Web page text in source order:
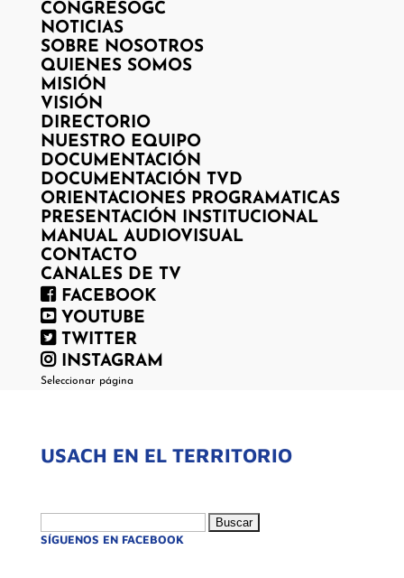
CONGRESOGC
NOTICIAS
SOBRE NOSOTROS
QUIENES SOMOS
MISIÓN
VISIÓN
DIRECTORIO
NUESTRO EQUIPO
DOCUMENTACIÓN
DOCUMENTACIÓN TVD
ORIENTACIONES PROGRAMATICAS
PRESENTACIÓN INSTITUCIONAL
MANUAL AUDIOVISUAL
CONTACTO
CANALES DE TV
FACEBOOK
YOUTUBE
TWITTER
INSTAGRAM
Seleccionar página
USACH EN EL TERRITORIO
SÍGUENOS EN FACEBOOK